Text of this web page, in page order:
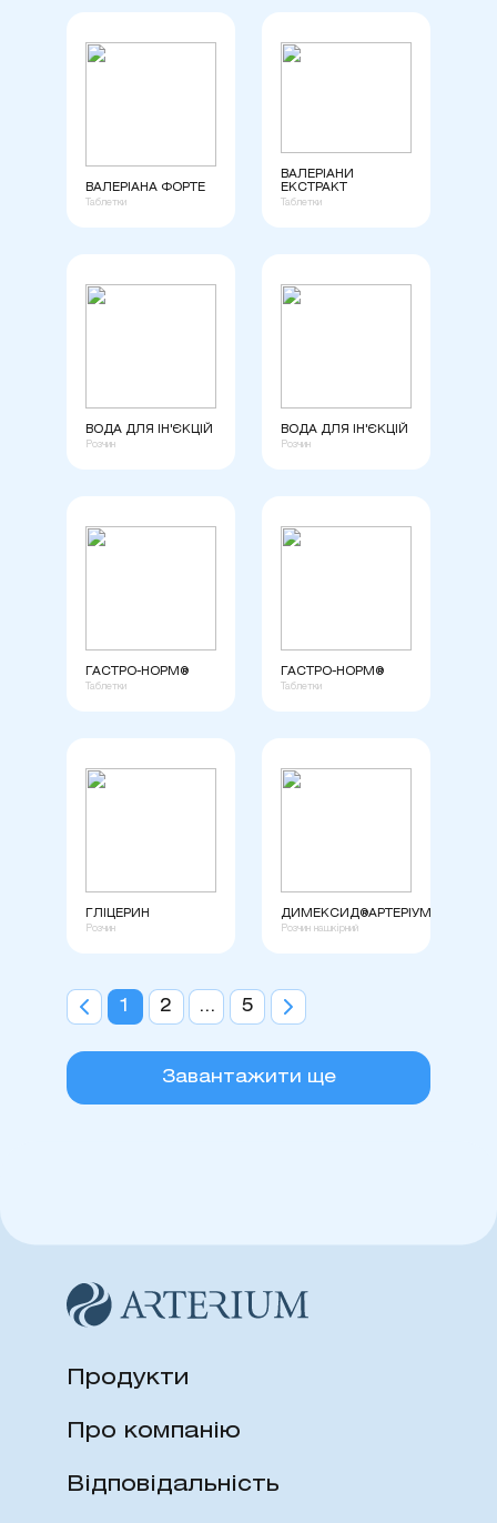
ВАЛЕРІАНА ФОРТЕ
Таблетки
ВАЛЕРІАНИ
ЕКСТРАКТ
Таблетки
ВОДА ДЛЯ ІН'ЄКЦІЙ
Розчин
ВОДА ДЛЯ ІН'ЄКЦІЙ
Розчин
ГАСТРО-НОРМ®
Таблетки
ГАСТРО-НОРМ®
Таблетки
ГЛІЦЕРИН
Розчин
ДИМЕКСИД®АРТЕРІУМ
Розчин нашкірний
1 2 ... 5
Завантажити ще
Продукти
Про компанію
Відповідальність